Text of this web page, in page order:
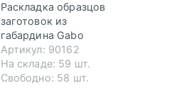
Раскладка образцов
заготовок из
габардина Gabo
Артикул: 90162
На складе: 59 шт.
Свободно: 58 шт.